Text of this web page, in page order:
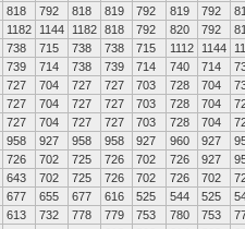
818 792 818 819 792 819 792
1182 1144 1182 818 792 820 792
738 715 738 738 715 1112 1144
739 714 738 739 714 740 714
727 704 727 727 703 728 704
727 704 727 727 703 728 704
727 704 727 727 703 728 704
958 927 958 958 927 960 927
726 702 725 726 702 726 927
643 702 725 726 702 726 702
677 655 677 616 525 544 525
613 732 778 779 753 780 753